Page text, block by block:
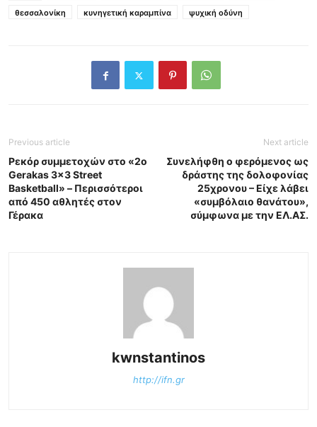
θεσσαλονίκη
κυνηγετική καραμπίνα ψυχική οδύνη
Previous article
Ρεκόρ συμμετοχών στο «2ο
Gerakas 3×3 Street
Basketball» – Περισσότεροι
από 450 αθλητές στον
Γέρακα
Next article
Συνελήφθη ο φερόμενος ως
δράστης της δολοφονίας
25χρονου – Είχε λάβει
«συμβόλαιο θανάτου»,
σύμφωνα με την ΕΛ.ΑΣ.
kwnstantinos
http://ifn.gr